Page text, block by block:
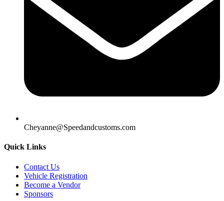
Cheyanne@Speedandcustoms.com
Quick Links
Contact Us
Vehicle Registration
Become a Vendor
Sponsors